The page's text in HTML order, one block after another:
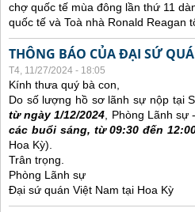
chợ quốc tế mùa đông lần thứ 11
quốc tế và Toà nhà Ronald Reagan
THÔNG BÁO CỦA ĐẠI SỨ
T4, 11/27/2024 - 18:05
Kính thưa quý bà con,
Do số lượng hồ sơ lãnh sự nộp tại
từ ngày 1/12/2024 , Phòng Lãnh
các buổi sáng, từ 09:30 đến
Hoa Kỳ).
Trân trọng.
Phòng Lãnh sự
Đại sứ quán Việt Nam tại Hoa Kỳ